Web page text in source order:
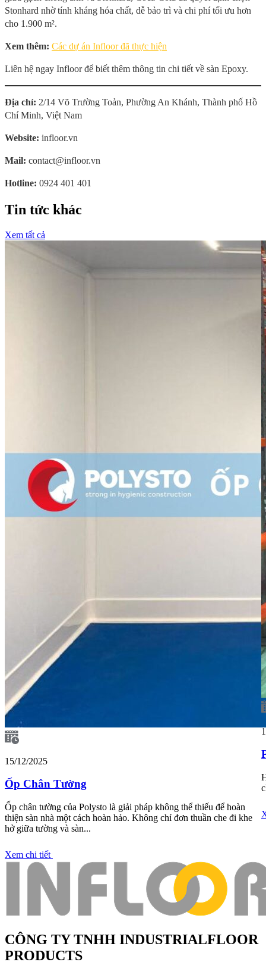
Stonhard nhờ tính kháng hóa chất, dễ bảo trì và chi phí tối ưu hơn
cho 1.900 m².
Xem thêm: Các dự án Infloor đã thực hiện
Liên hệ ngay Infloor để biết thêm thông tin chi tiết về sàn Epoxy.
Địa chỉ: 2/14 Võ Trường Toản, Phường An Khánh, Thành phố Hồ
Chí Minh, Việt Nam
Website: infloor.vn
Mail: contact@infloor.vn
Hotline: 0924 401 401
Tin tức khác
Xem tất cả
15/12/2025
Ốp Chân Tường
Ốp chân tường của Polysto là giải pháp không thể thiếu để hoàn
thiện sàn nhà một cách hoàn hảo. Không chỉ đơn thuần che đi khe
hở giữa tường và sàn...
Xem chi tiết
CÔNG TY TNHH INDUSTRIALFLOOR
PRODUCTS